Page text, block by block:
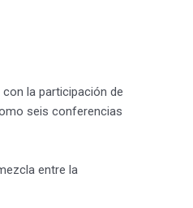
la participación de
seis conferencias
entre la